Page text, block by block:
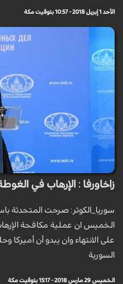
الأحد 1 إبريل 2018 - 10:57 بتوقيت مكة
زاخاورفا : الإرهاب في
سوريا_الكوثر: صرحت المتحدثة
الخميس ان عملية مكافحة
على الانتهاء وان يبدو أن أميركا
السورية
الخميس 29 مارس 2018 - 15:17 بتوقيت مكة